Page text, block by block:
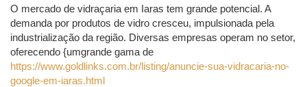
O mercado de vidraçaria em Iaras tem grande potencial. A
demanda por produtos de vidro cresceu, impulsionada pela
industrialização da região. Diversas empresas operam no setor,
oferecendo {umgrande gama de
https://www.goldlinks.com.br/listing/anuncie-sua-vidracaria-no-
google-em-iaras.html